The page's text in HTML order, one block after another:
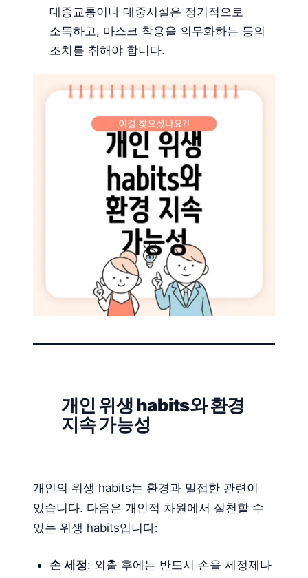
대중교통이나 대중시설은 정기적으로
소독하고, 마스크 착용을 의무화하는 등의
조치를 취해야 합니다.
개인 위생 habits와 환경
지속 가능성
개인의 위생 habits는 환경과 밀접한 관련이
있습니다. 다음은 개인적 차원에서 실천할 수
있는 위생 habits입니다:
손 세정: 외출 후에는 반드시 손을 세정제나